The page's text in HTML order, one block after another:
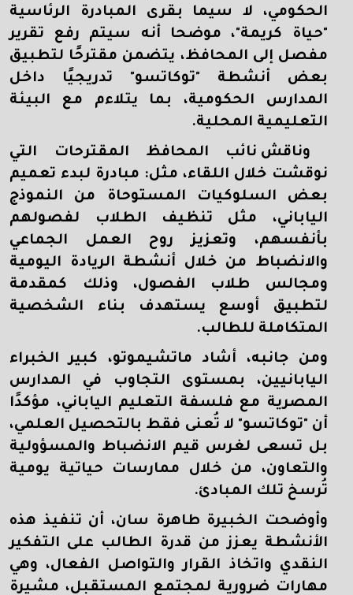
الحكومي، لا سيما بقرى المبادرة الرئاسية
"حياة كريمة"، موضحا أنه سيتم رفع تقرير
مفصل إلى المحافظ، يتضمن مقترحًا لتطبيق
بعض أنشطة "توكاتسو" تدريجيًا داخل
المدارس الحكومية، بما يتلاءم مع البيئة
التعليمية المحلية.
وناقش نائب المحافظ المقترحات التي
نوقشت خلال اللقاء، مثل: مبادرة لبدء تعميم
بعض السلوكيات المستوحاة من النموذج
الياباني، مثل تنظيف الطلاب لفصولهم
بأنفسهم، وتعزيز روح العمل الجماعي
والانضباط من خلال أنشطة الريادة اليومية
ومجالس طلاب الفصول، وذلك كمقدمة
لتطبيق أوسع يستهدف بناء الشخصية
المتكاملة للطالب.
ومن جانبه، أشاد ماتشيموتو، كبير الخبراء
اليابانيين، بمستوى التجاوب في المدارس
المصرية مع فلسفة التعليم الياباني، مؤكدًا
أن "توكاتسو" لا تُعنى فقط بالتحصيل العلمي،
بل تسعى لغرس قيم الانضباط والمسؤولية
والتعاون، من خلال ممارسات حياتية يومية
تُرسخ تلك المبادئ.
وأوضحت الخبيرة طاهرة سان، أن تنفيذ هذه
الأنشطة يعزز من قدرة الطالب على التفكير
النقدي واتخاذ القرار والتواصل الفعال، وهي
مهارات ضرورية لمجتمع المستقبل، مشيرة